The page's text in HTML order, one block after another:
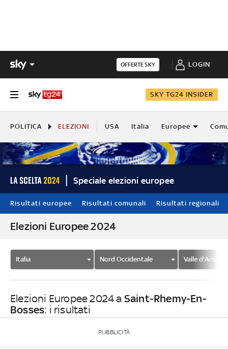
OFFERTE SKY LOGIN
SKY TG24 INSIDER
POLITICA ELEZIONI USA Italia Europee
Speciale elezioni europee
Risultati europee Risultati comunali Risultati regionali
Elezioni Europee 2024
Italia Nord Occidentale Valle d'Aosta
Elezioni Europee 2024 a Saint-Rhemy-En-
Bosses: i risultati
PUBBLICITÀ